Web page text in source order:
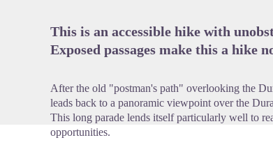
This is an accessible hike with
Exposed passages make this a hike
After the old "postman's path" overlooking the
leads back to a panoramic viewpoint over the
This long parade lends itself particularly well to
opportunities.